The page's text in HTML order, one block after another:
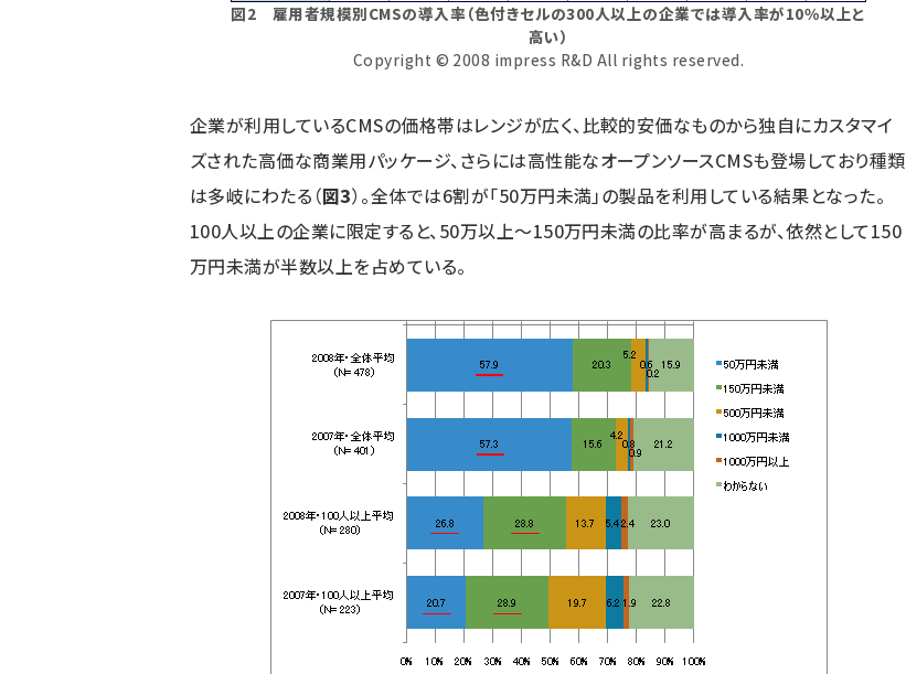
図2 雇用者規模別CMSの導入率（色付きセルの300人以上の企業では導入率が10％以上と
高い）
Copyright © 2008 impress R&D All rights reserved.
企業が利用しているCMSの価格帯はレンジが広く、比較的安価なものから独自にカスタマイ
ズされた高価な商業用パッケージ、さらには高性能なオープンソースCMSも登場しており種類
は多岐にわたる（図3）。全体では6割が「50万円未満」の製品を利用している結果となった。
100人以上の企業に限定すると、50万以上～150万円未満の比率が高まるが、依然として150
万円未満が半数以上を占めている。